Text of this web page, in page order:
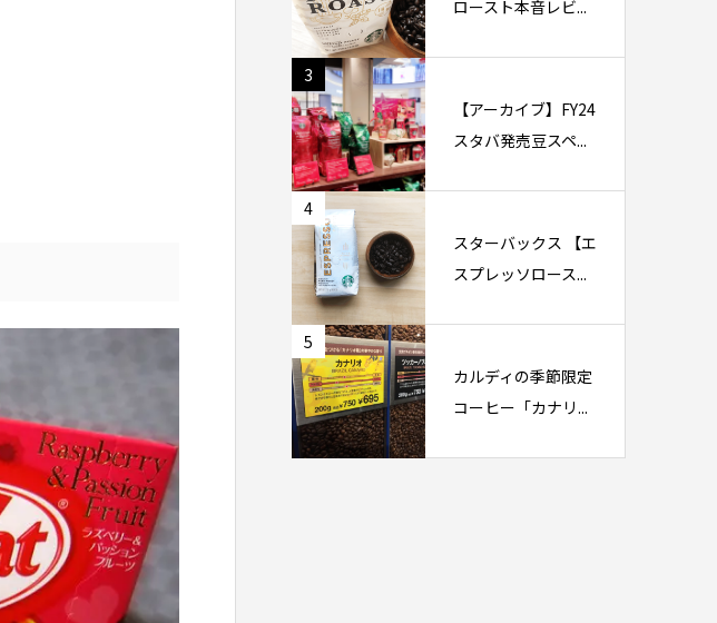
ロースト本音レビ...
3
【アーカイブ】FY24
スタバ発売豆スペ...
4
スターバックス 【エ
スプレッソロース...
5
カルディの季節限定
コーヒー「カナリ...